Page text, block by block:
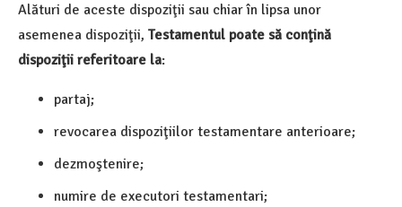
Alături de aceste dispoziţii sau chiar în lipsa unor
asemenea dispoziţii, Testamentul poate să conţină
dispoziţii referitoare la:
partaj;
revocarea dispoziţiilor testamentare anterioare;
dezmoştenire;
numire de executori testamentari;